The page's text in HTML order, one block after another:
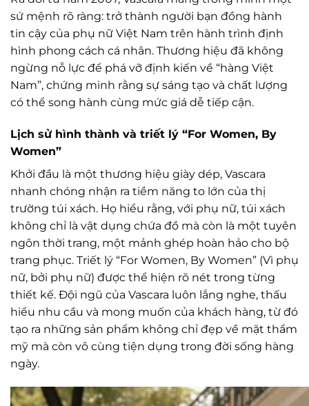
sứ mệnh rõ ràng: trở thành người bạn đồng hành
tin cậy của phụ nữ Việt Nam trên hành trình định
hình phong cách cá nhân. Thương hiệu đã không
ngừng nỗ lực để phá vỡ định kiến về “hàng Việt
Nam”, chứng minh rằng sự sáng tạo và chất lượng
có thể song hành cùng mức giá dễ tiếp cận.
Lịch sử hình thành và triết lý “For Women, By
Women”
Khởi đầu là một thương hiệu giày dép, Vascara
nhanh chóng nhận ra tiềm năng to lớn của thị
trường túi xách. Họ hiểu rằng, với phụ nữ, túi xách
không chỉ là vật dụng chứa đồ mà còn là một tuyên
ngôn thời trang, một mảnh ghép hoàn hảo cho bộ
trang phục. Triết lý “For Women, By Women” (Vì phụ
nữ, bởi phụ nữ) được thể hiện rõ nét trong từng
thiết kế. Đội ngũ của Vascara luôn lắng nghe, thấu
hiểu nhu cầu và mong muốn của khách hàng, từ đó
tạo ra những sản phẩm không chỉ đẹp về mặt thẩm
mỹ mà còn vô cùng tiện dụng trong đời sống hàng
ngày.